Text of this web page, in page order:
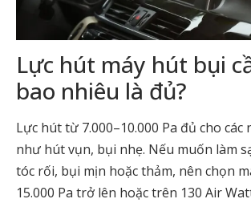
Lực hút máy hút bụi
bao nhiêu là đủ?
Lực hút từ 7.000–10.000 Pa đủ cho các
như hút vụn, bụi nhẹ. Nếu muốn làm
tóc rối, bụi mịn hoặc thảm, nên chọn
15.000 Pa trở lên hoặc trên 130 Air